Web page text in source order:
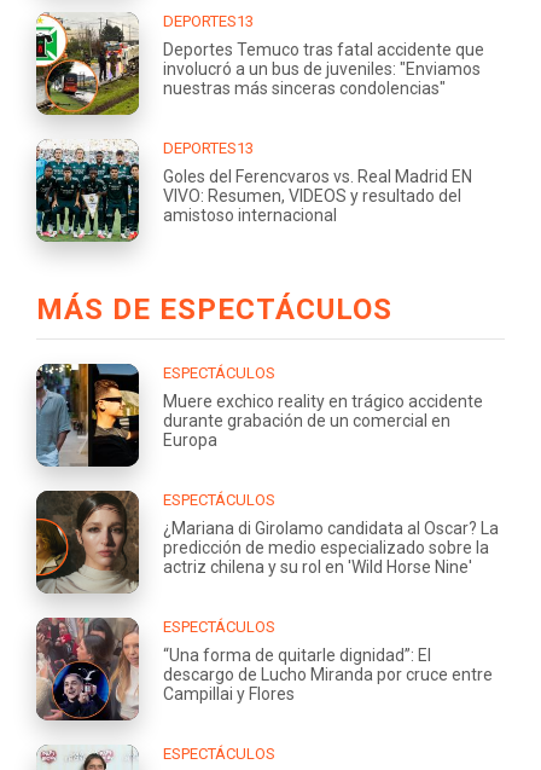
DEPORTES13
Deportes Temuco tras fatal accidente que
involucró a un bus de juveniles: "Enviamos
nuestras más sinceras condolencias"
DEPORTES13
Goles del Ferencvaros vs. Real Madrid EN
VIVO: Resumen, VIDEOS y resultado del
amistoso internacional
MÁS DE ESPECTÁCULOS
ESPECTÁCULOS
Muere exchico reality en trágico accidente
durante grabación de un comercial en
Europa
ESPECTÁCULOS
¿Mariana di Girolamo candidata al Oscar? La
predicción de medio especializado sobre la
actriz chilena y su rol en 'Wild Horse Nine'
ESPECTÁCULOS
“Una forma de quitarle dignidad”: El
descargo de Lucho Miranda por cruce entre
Campillai y Flores
ESPECTÁCULOS